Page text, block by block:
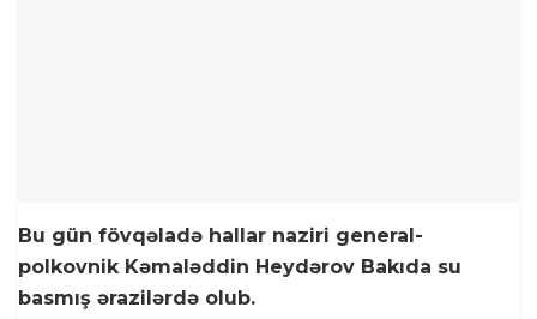
Bu gün fövqəladə hallar naziri general-
polkovnik Kəmaləddin Heydərov Bakıda su
basmış ərazilərdə olub.